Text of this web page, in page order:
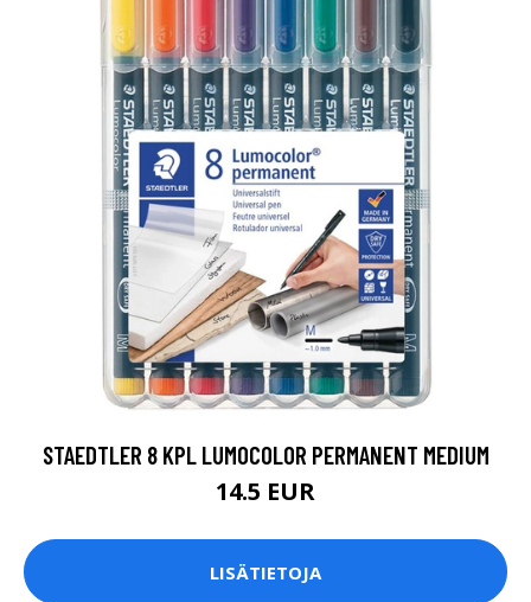
STAEDTLER 8 KPL LUMOCOLOR PERMANENT MEDIUM
14.5 EUR
LISÄTIETOJA